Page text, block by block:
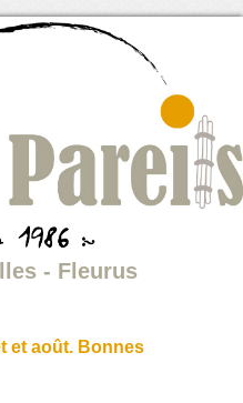
- Fleurus
et août. Bonnes